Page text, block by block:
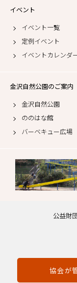
イベント
イベント一覧
定例イベント
イベントカレンダ
金沢自然公園のご案内
金沢自然公園
ののはな館
バーベキュー広場
協会が